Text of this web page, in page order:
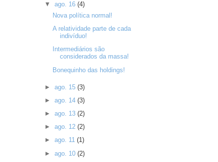
▼ ago. 16 (4)
Nova política normal!
A relatividade parte de cada
indivíduo!
Intermediários são
considerados da massa!
Bonequinho das holdings!
► ago. 15 (3)
► ago. 14 (3)
► ago. 13 (2)
► ago. 12 (2)
► ago. 11 (1)
► ago. 10 (2)